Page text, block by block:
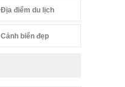
Địa điểm du lịch
Cảnh biển đẹp